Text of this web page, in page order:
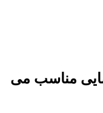
مناسب می